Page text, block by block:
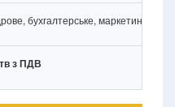
бухгалтерське, маркетингове
з ПДВ